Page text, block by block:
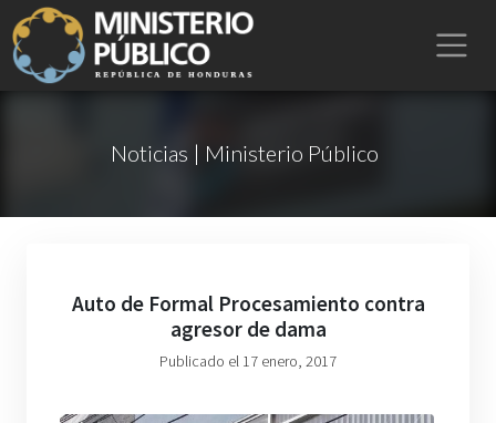
Noticias | Ministerio Público
Auto de Formal Procesamiento contra
agresor de dama
Publicado el 17 enero, 2017